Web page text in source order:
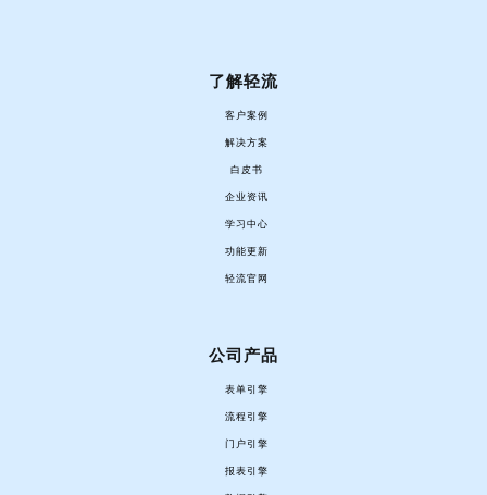
了解轻流
客户案例
解决方案
白皮书
企业资讯
学习中心
功能更新
轻流官网
公司产品
表单引擎
流程引擎
门户引擎
报表引擎